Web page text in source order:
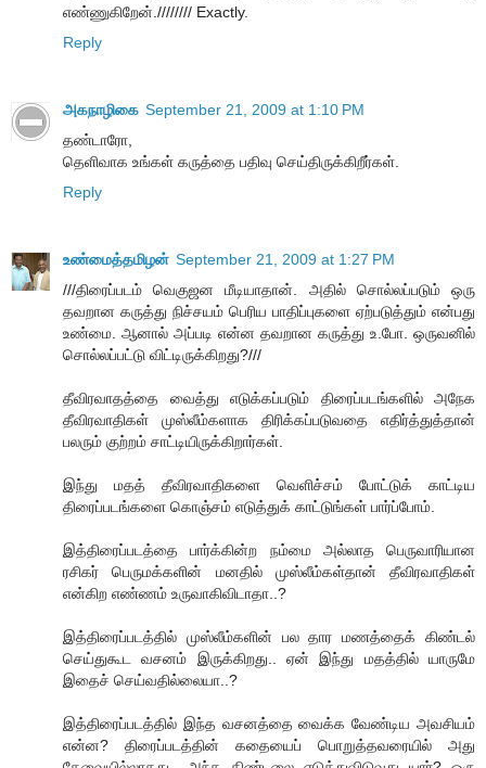
எண்ணுகிறேன்.//////// Exactly.
Reply
அகநாழிகை September 21, 2009 at 1:10 PM
தண்டாரோ,
தெளிவாக உங்கள் கருத்தை பதிவு செய்திருக்கிறீர்கள்.
Reply
உண்மைத்தமிழன் September 21, 2009 at 1:27 PM
///திரைப்படம் வெகுஜன மீடியாதான். அதில் சொல்லப்படும் ஒரு
தவறான கருத்து நிச்சயம் பெரிய பாதிப்புகளை ஏற்படுத்தும் என்பது
உண்மை. ஆனால் அப்படி என்ன தவறான கருத்து உ.போ. ஒருவனில்
சொல்லப்பட்டு விட்டிருக்கிறது?///
தீவிரவாதத்தை வைத்து எடுக்கப்படும் திரைப்படங்களில் அநேக
தீவிரவாதிகள் முஸ்லீம்களாக திரிக்கப்படுவதை எதிர்த்துத்தான்
பலரும் குற்றம் சாட்டியிருக்கிறார்கள்.
இந்து மதத் தீவிரவாதிகளை வெளிச்சம் போட்டுக் காட்டிய
திரைப்படங்களை கொஞ்சம் எடுத்துக் காட்டுங்கள் பார்ப்போம்.
இத்திரைப்படத்தை பார்க்கின்ற நம்மை அல்லாத பெருவாரியான
ரசிகர் பெருமக்களின் மனதில் முஸ்லீம்கள்தான் தீவிரவாதிகள்
என்கிற எண்ணம் உருவாகிவிடாதா..?
இத்திரைப்படத்தில் முஸ்லீம்களின் பல தார மணத்தைக் கிண்டல்
செய்துகூட வசனம் இருக்கிறது.. ஏன் இந்து மதத்தில் யாருமே
இதைச் செய்வதில்லையா..?
இத்திரைப்படத்தில் இந்த வசனத்தை வைக்க வேண்டிய அவசியம்
என்ன? திரைப்படத்தின் கதையைப் பொறுத்தவரையில் அது